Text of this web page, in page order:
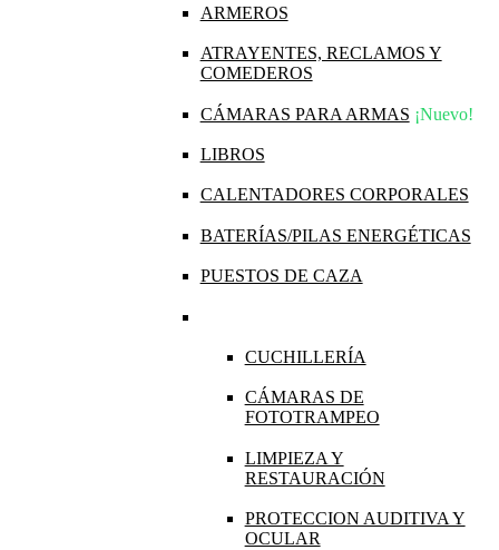
ARMEROS
ATRAYENTES, RECLAMOS Y
COMEDEROS
CÁMARAS PARA ARMAS ¡Nuevo!
LIBROS
CALENTADORES CORPORALES
BATERÍAS/PILAS ENERGÉTICAS
PUESTOS DE CAZA
CUCHILLERÍA
CÁMARAS DE
FOTOTRAMPEO
LIMPIEZA Y
RESTAURACIÓN
PROTECCION AUDITIVA Y
OCULAR